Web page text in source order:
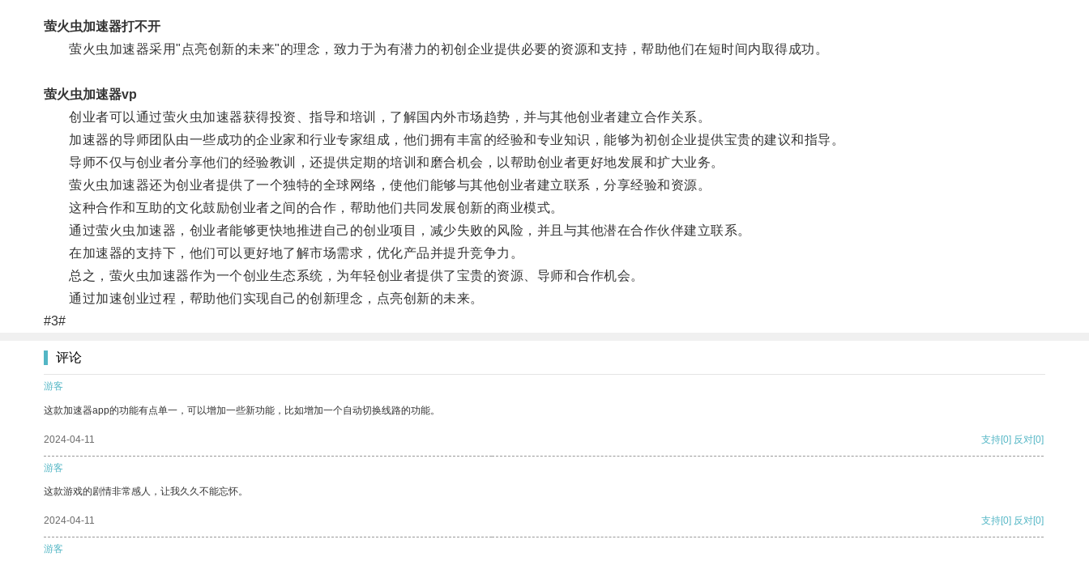
萤火虫加速器打不开
萤火虫加速器采用"点亮创新的未来"的理念，致力于为有潜力的初创企业提供必要的资源和支持，帮助他们在短时间内取得成功。
萤火虫加速器vp
创业者可以通过萤火虫加速器获得投资、指导和培训，了解国内外市场趋势，并与其他创业者建立合作关系。
加速器的导师团队由一些成功的企业家和行业专家组成，他们拥有丰富的经验和专业知识，能够为初创企业提供宝贵的建议和指导。
导师不仅与创业者分享他们的经验教训，还提供定期的培训和磨合机会，以帮助创业者更好地发展和扩大业务。
萤火虫加速器还为创业者提供了一个独特的全球网络，使他们能够与其他创业者建立联系，分享经验和资源。
这种合作和互助的文化鼓励创业者之间的合作，帮助他们共同发展创新的商业模式。
通过萤火虫加速器，创业者能够更快地推进自己的创业项目，减少失败的风险，并且与其他潜在合作伙伴建立联系。
在加速器的支持下，他们可以更好地了解市场需求，优化产品并提升竞争力。
总之，萤火虫加速器作为一个创业生态系统，为年轻创业者提供了宝贵的资源、导师和合作机会。
通过加速创业过程，帮助他们实现自己的创新理念，点亮创新的未来。
#3#
评论
游客
这款加速器app的功能有点单一，可以增加一些新功能，比如增加一个自动切换线路的功能。
2024-04-11 支持[0] 反对[0]
游客
这款游戏的剧情非常感人，让我久久不能忘怀。
2024-04-11 支持[0] 反对[0]
游客